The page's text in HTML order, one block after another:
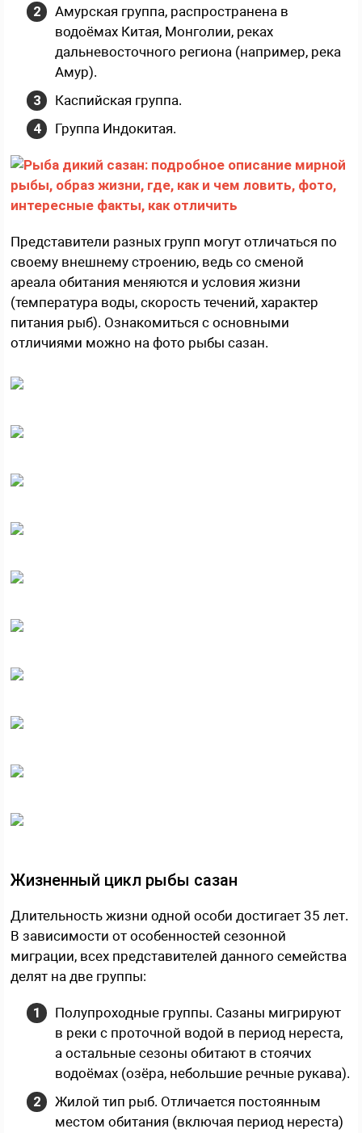
Амурская группа, распространена в
водоёмах Китая, Монголии, реках
дальневосточного региона (например, река
Амур).
Каспийская группа.
Группа Индокитая.
Представители разных групп могут отличаться по
своему внешнему строению, ведь со сменой
ареала обитания меняются и условия жизни
(температура воды, скорость течений, характер
питания рыб). Ознакомиться с основными
отличиями можно на фото рыбы сазан.
Жизненный цикл рыбы сазан
Длительность жизни одной особи достигает 35 лет.
В зависимости от особенностей сезонной
миграции, всех представителей данного семейства
делят на две группы:
Полупроходные группы. Сазаны мигрируют
в реки с проточной водой в период нереста,
а остальные сезоны обитают в стоячих
водоёмах (озёра, небольшие речные рукава).
Жилой тип рыб. Отличается постоянным
местом обитания (включая период нереста)